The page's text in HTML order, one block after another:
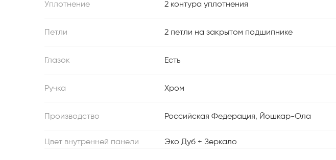
Уплотнение 2 контура уплотнения
Петли 2 петли на закрытом подшипнике
Глазок Есть
Ручка Хром
Производство Российская Федерация, Йошкар-Ола
Цвет внутренней панели Эко Дуб + Зеркало